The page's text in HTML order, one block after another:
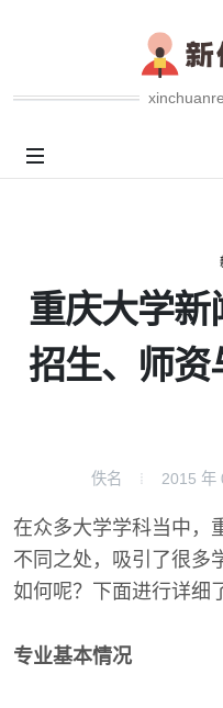
重庆大学新
招生、师资
佚名 2015 年
在众多大学学科当中，
不同之处，吸引了很多
如何呢？下面进行详细
专业基本情况